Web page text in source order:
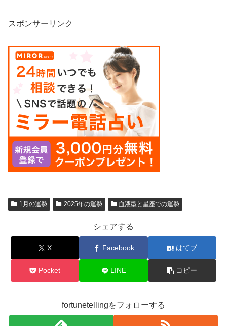
スポンサーリンク
1月の運勢 2025年の運勢 血液型と星座での運勢
シェアする
X Facebook はてブ
Pocket LINE コピー
fortunetellingをフォローする